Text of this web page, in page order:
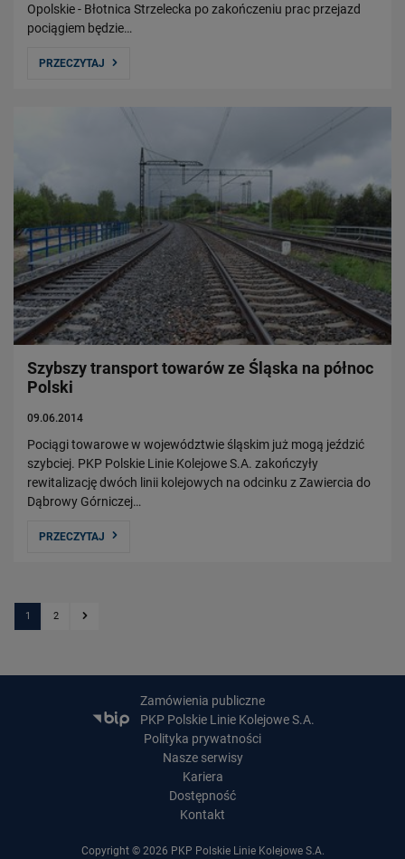
Opolskie - Błotnica Strzelecka po zakończeniu prac przejazd
pociągiem będzie…
PRZECZYTAJ
Szybszy transport towarów ze Śląska na północ
Polski
09.06.2014
Pociągi towarowe w województwie śląskim już mogą jeździć
szybciej. PKP Polskie Linie Kolejowe S.A. zakończyły
rewitalizację dwóch linii kolejowych na odcinku z Zawiercia do
Dąbrowy Górniczej…
PRZECZYTAJ
1 2 Kolejna strona
Zamówienia publiczne
PKP Polskie Linie Kolejowe S.A.
Polityka prywatności
Nasze serwisy
Kariera
Dostępność
Kontakt
Copyright © 2026 PKP Polskie Linie Kolejowe S.A.